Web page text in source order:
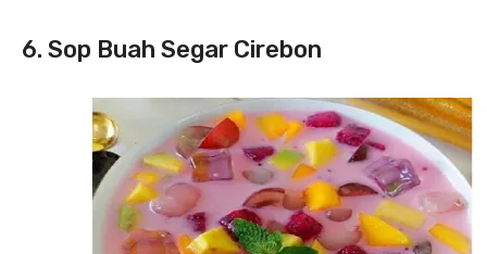
6. Sop Buah Segar Cirebon